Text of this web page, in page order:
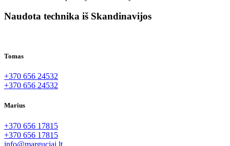
Naudota technika iš Skandinavijos
Tomas
+370 656 24532
+370 656 24532
Marius
+370 656 17815
+370 656 17815
info@marguciai.lt